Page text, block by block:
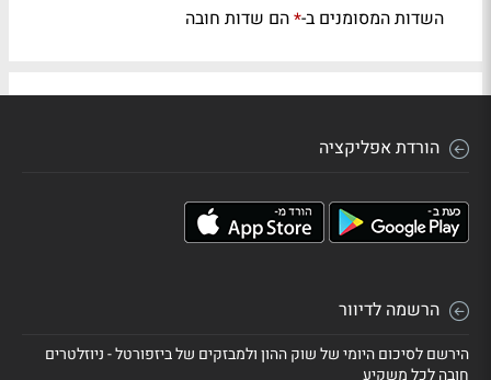
השדות המסומנים ב-*הם שדות חובה
הורדת אפליקציה
הרשמה לדיוור
הירשם לסיכום היומי של שוק ההון ולמבזקים של ביזפורטל - ניוזלטרים
חובה לכל משקיע